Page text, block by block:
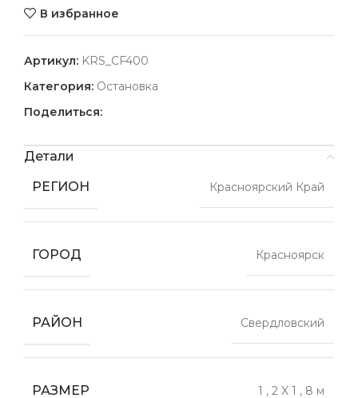
В избранное
Артикул: KRS_CF400
Категория: Остановка
Поделиться:
Детали
РЕГИОН
Красноярский Край
ГОРОД Красноярск
РАЙОН Свердловский
РАЗМЕР 1 , 2 X 1 , 8 м